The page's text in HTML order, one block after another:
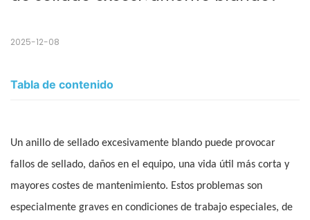
2025-12-08
Tabla de contenido
Un anillo de sellado excesivamente blando puede provocar
fallos de sellado, daños en el equipo, una vida útil más corta y
mayores costes de mantenimiento. Estos problemas son
especialmente graves en condiciones de trabajo especiales, de